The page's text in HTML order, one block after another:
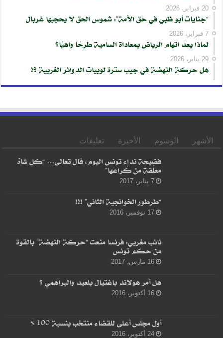
20 فبراير، 2026
“جنايات أبو ظبي في حق الأمة”: شموس الحق لا يحجبها غربال
7 فبراير، 2026
لماذا يعد اتهام الرياض بمعاداة السامية طرحًا واهيًا؟
29 يناير، 2026
هل حركة النهضة في جيب سترة لوبيات الدوائر الغربية ؟!
الأشهر الوسوم الأخيرة تعليقات
فضيحة نداء تونس اليوم، قال تعالى… “كل شاهْ
معلّقة من كْراعها”
7 يناير، 2017
“طرطور الخوانجية الثاني” !!!
17 نوفمبر، 2016
نائب مغربي: فرنسا منعت “حركة النهضة” بالقوة
من حكم تونس
16 مارس، 2017
هل أمر هولاند باغتيال بلعيد والبراهمي ؟
16 أكتوبر، 2016
أول مجلس أعلى للقضاء منتخب بنسبة 100 %
24 أكتوبر، 2016